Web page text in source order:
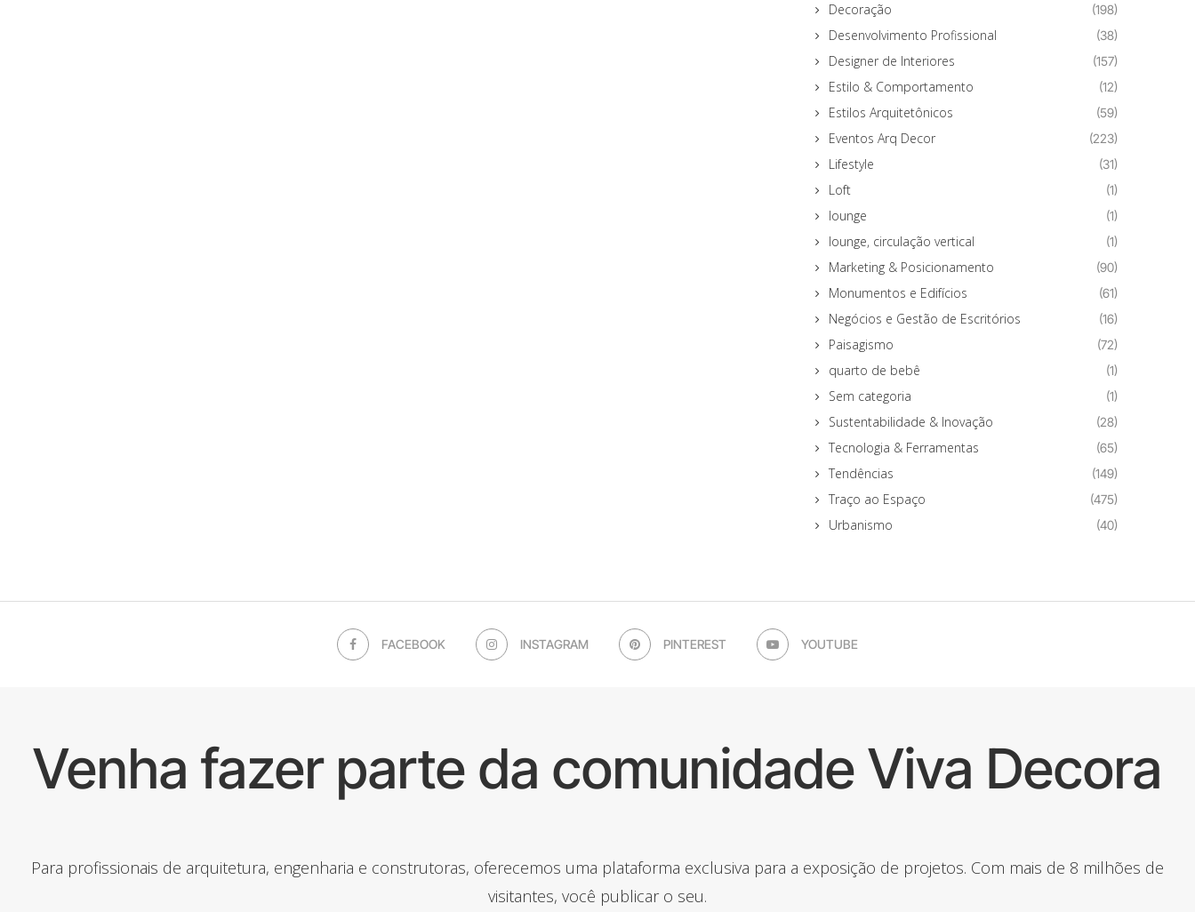
Decoração (198)
Desenvolvimento Profissional (38)
Designer de Interiores (157)
Estilo & Comportamento (12)
Estilos Arquitetônicos (59)
Eventos Arq Decor (223)
Lifestyle (31)
Loft (1)
lounge (1)
lounge, circulação vertical (1)
Marketing & Posicionamento (90)
Monumentos e Edifícios (61)
Negócios e Gestão de Escritórios (16)
Paisagismo (72)
quarto de bebê (1)
Sem categoria (1)
Sustentabilidade & Inovação (28)
Tecnologia & Ferramentas (65)
Tendências (149)
Traço ao Espaço (475)
Urbanismo (40)
FACEBOOK INSTAGRAM PINTEREST YOUTUBE
Venha fazer parte da comunidade Viva Decora
Para profissionais de arquitetura, engenharia e construtoras, oferecemos uma plataforma exclusiva para a exposição de projetos. Com mais de 8 milhões de
visitantes, você publicar o seu.